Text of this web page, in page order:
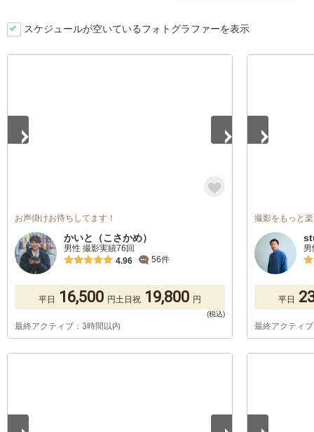
スケジュールが空いているフォトグラファーを表示
お声掛けお待ちしてます！
かいと（こさかめ）
男性 撮影実績76回
4.96
56件
平日 16,500 円土日祝 19,800 円
最終アクティブ：3時間以内
撮影をもっと
平日
最終アクティ